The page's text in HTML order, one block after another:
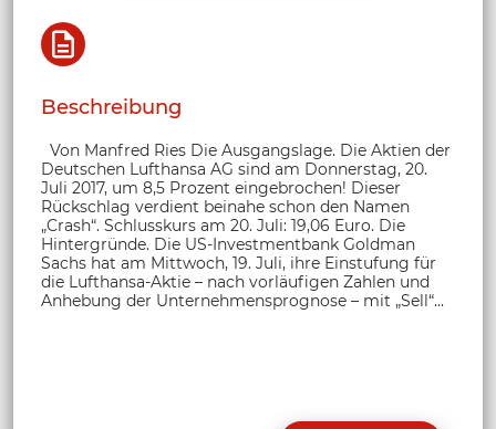
Beschreibung
Von Manfred Ries Die Ausgangslage. Die Aktien der
Deutschen Lufthansa AG sind am Donnerstag, 20.
Juli 2017, um 8,5 Prozent eingebrochen! Dieser
Rückschlag verdient beinahe schon den Namen
„Crash“. Schlusskurs am 20. Juli: 19,06 Euro. Die
Hintergründe. Die US-Investmentbank Goldman
Sachs hat am Mittwoch, 19. Juli, ihre Einstufung für
die Lufthansa-Aktie – nach vorläufigen Zahlen und
Anhebung der Unternehmensprognose – mit „Sell“...